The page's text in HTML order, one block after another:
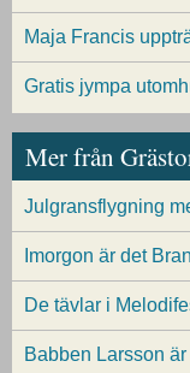
Maja Francis
Gratis jympa
Mer från
Julgransflygning
Imorgon är det
De tävlar i
Babben Larsson